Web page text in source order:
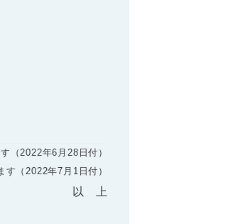
（2022年6月28日付）
（2022年7月1日付）
以 上